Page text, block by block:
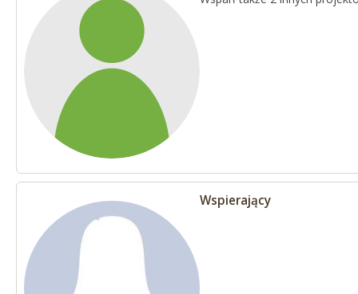
Wspierający